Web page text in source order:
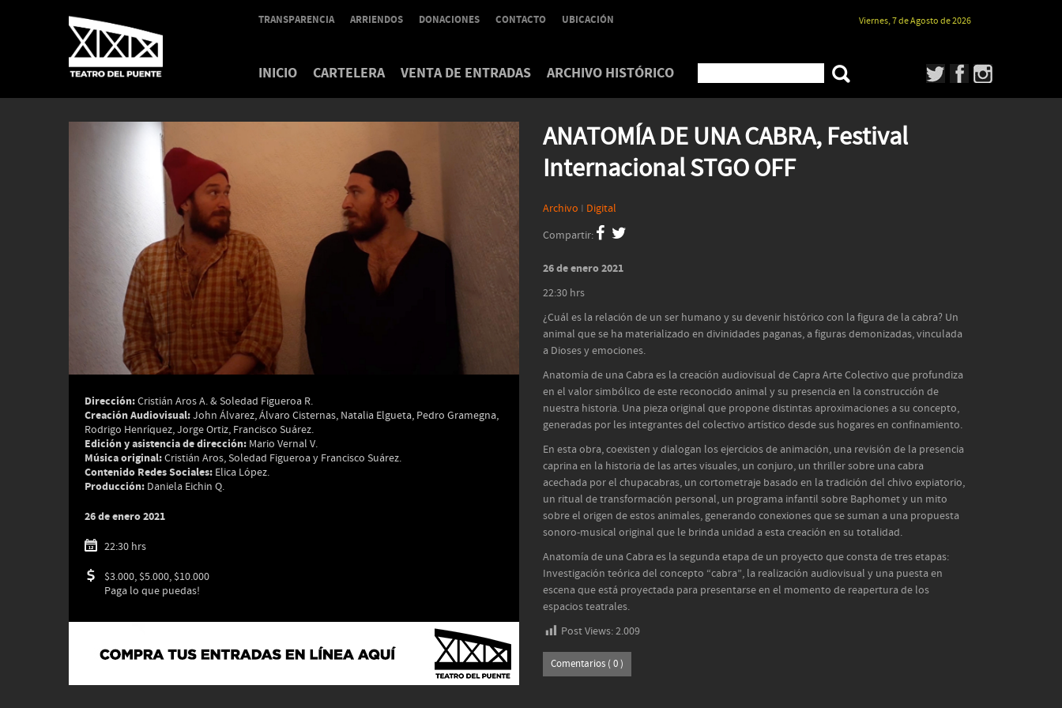
TRANSPARENCIA ARRIENDOS DONACIONES CONTACTO UBICACIÓN Viernes, 7 de Agosto de 2026
INICIO CARTELERA VENTA DE ENTRADAS ARCHIVO HISTÓRICO
Dirección:Cristián Aros A. & Soledad Figueroa R.
Creación Audiovisual:John Álvarez, Álvaro Cisternas, Natalia Elgueta, Pedro Gramegna,
Rodrigo Henríquez, Jorge Ortiz, Francisco Suárez.
Edición y asistencia de dirección: Mario Vernal V.
Música original:Cristián Aros, Soledad Figueroa y Francisco Suárez.
Contenido Redes Sociales: Elica López.
Producción: Daniela Eichin Q.
26 de enero 2021
22:30 hrs
$3.000, $5.000, $10.000
Paga lo que puedas!
ANATOMÍA DE UNA CABRA, Festival
Internacional STGO OFF
Archivo I Digital
Compartir:
26 de enero 2021
22:30 hrs
¿Cuál es la relación de un ser humano y su devenir histórico con la figura de la cabra? Un
animal que se ha materializado en divinidades paganas, a figuras demonizadas, vinculada
a Dioses y emociones.
Anatomía de una Cabra es la creación audiovisual de Capra Arte Colectivo que profundiza
en el valor simbólico de este reconocido animal y su presencia en la construcción de
nuestra historia. Una pieza original que propone distintas aproximaciones a su concepto,
generadas por les integrantes del colectivo artístico desde sus hogares en confinamiento.
En esta obra, coexisten y dialogan los ejercicios de animación, una revisión de la presencia
caprina en la historia de las artes visuales, un conjuro, un thriller sobre una cabra
acechada por el chupacabras, un cortometraje basado en la tradición del chivo expiatorio,
un ritual de transformación personal, un programa infantil sobre Baphomet y un mito
sobre el origen de estos animales, generando conexiones que se suman a una propuesta
sonoro-musical original que le brinda unidad a esta creación en su totalidad.
Anatomía de una Cabra es la segunda etapa de un proyecto que consta de tres etapas:
Investigación teórica del concepto “cabra”, la realización audiovisual y una puesta en
escena que está proyectada para presentarse en el momento de reapertura de los
espacios teatrales.
Post Views:2.009
Comentarios ( 0 )